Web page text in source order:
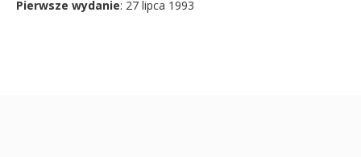
Pierwsze wydanie: 27 lipca 1993